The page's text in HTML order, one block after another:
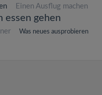
Einen Ausflug machen
essen gehen
Was neues ausprobieren